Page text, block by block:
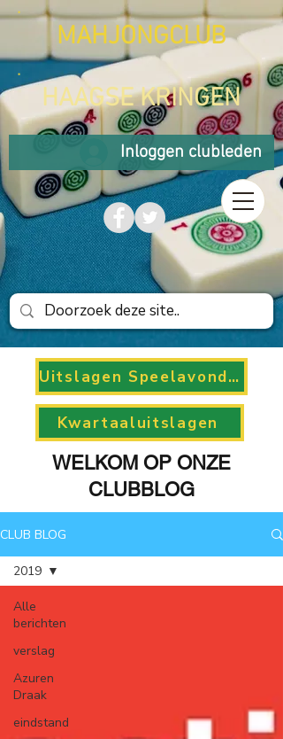
MAHJONGCLUB
HAAGSE KRINGEN
Inloggen clubleden
Uitslagen Speelavonden
Kwartaaluitslagen
WELKOM OP ONZE
CLUBBLOG
CLUB BLOG
Alle
berichten
verslag
Azuren
Draak
eindstand
2019